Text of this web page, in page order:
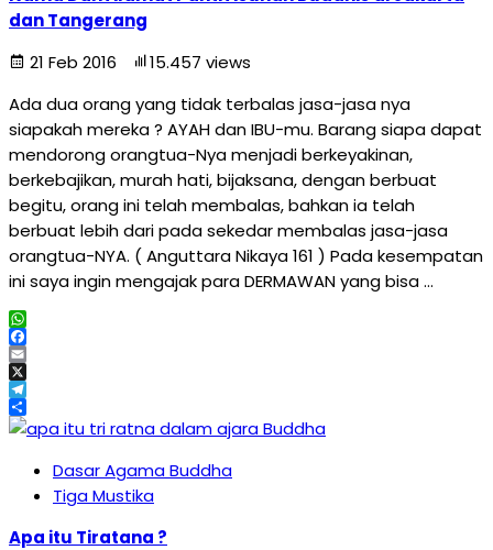
dan Tangerang
21 Feb 2016
15.457 views
Ada dua orang yang tidak terbalas jasa-jasa nya
siapakah mereka ? AYAH dan IBU-mu. Barang siapa dapat
mendorong orangtua-Nya menjadi berkeyakinan,
berkebajikan, murah hati, bijaksana, dengan berbuat
begitu, orang ini telah membalas, bahkan ia telah
berbuat lebih dari pada sekedar membalas jasa-jasa
orangtua-NYA. ( Anguttara Nikaya 161 ) Pada kesempatan
ini saya ingin mengajak para DERMAWAN yang bisa …
WhatsApp
Facebook
Email
X
Telegram
Share
Dasar Agama Buddha
Tiga Mustika
Apa itu Tiratana ?